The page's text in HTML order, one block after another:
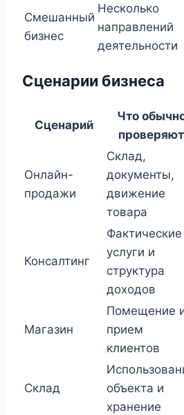
Смешанный
бизнес
Несколько
направлений
деятельности
Сценарии бизнеса
Сценарий
Что
проверяют
Онлайн-
продажи
Склад,
документы,
движение
товара
Консалтинг
Фактические
услуги и
структура
доходов
Магазин
Помещение
прием
клиентов
Склад
объекта и
хранение